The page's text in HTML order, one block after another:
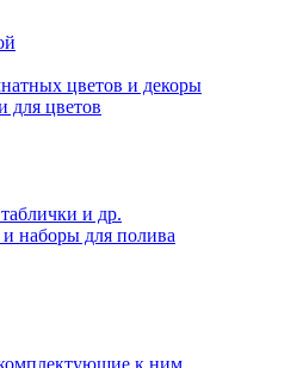
цветов и декоры
для цветов
и др.
наборы для полива
к ним